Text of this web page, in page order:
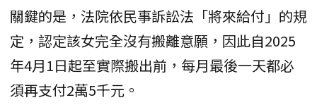
關鍵的是，法院依民事訴訟法「將來給付」的規
定，認定該女完全沒有搬離意願，因此自2025
年4月1日起至實際搬出前，每月最後一天都必
須再支付2萬5千元。